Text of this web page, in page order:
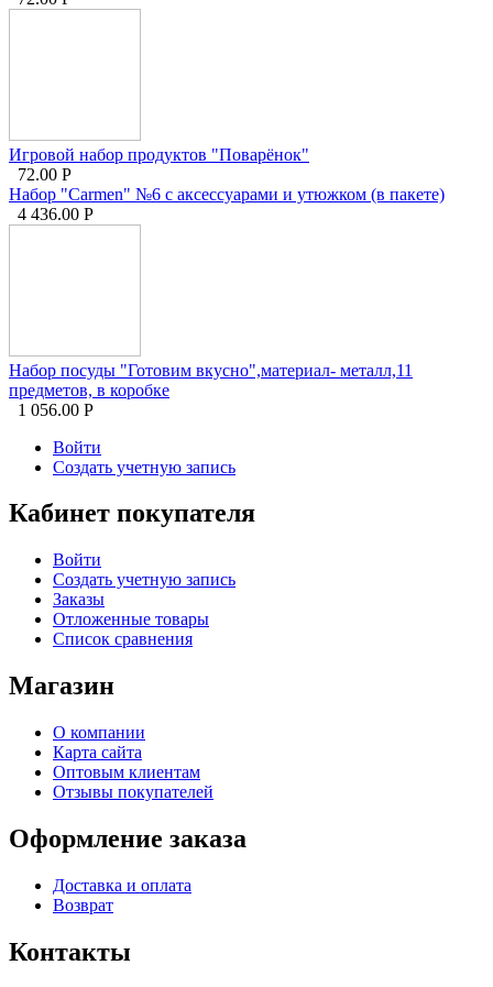
Игровой набор продуктов "Поварёнок"
72.00 Р
Набор "Carmen" №6 с аксессуарами и утюжком (в пакете)
4 436.00 Р
Набор посуды "Готовим вкусно",материал- металл,11
предметов, в коробке
1 056.00 Р
Войти
Создать учетную запись
Кабинет покупателя
Войти
Создать учетную запись
Заказы
Отложенные товары
Список сравнения
Магазин
О компании
Карта сайта
Оптовым клиентам
Отзывы покупателей
Оформление заказа
Доставка и оплата
Возврат
Контакты